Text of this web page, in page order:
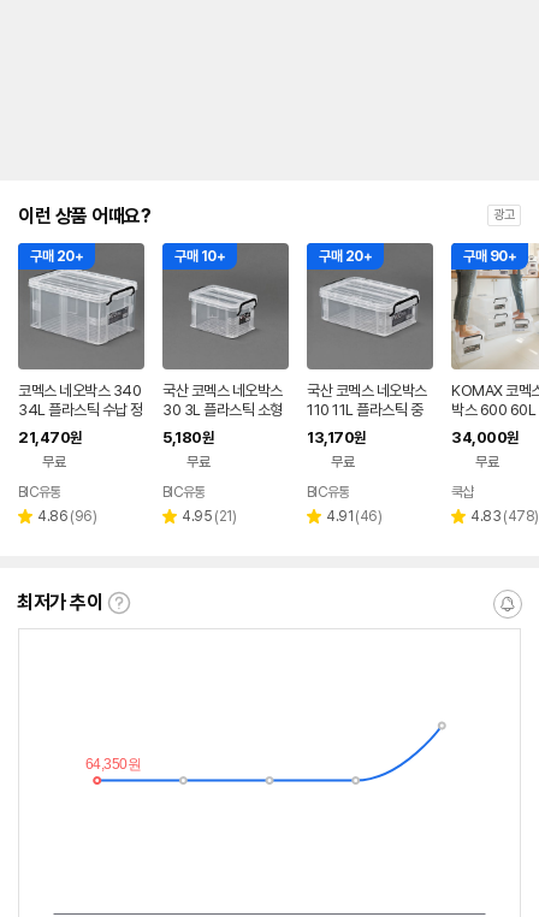
이런 상품 어때요? 광고
구매 20+
코멕스 네오박스 340
34L 플라스틱 수납 정
리함 중형
21,470원
무료
BIC유통
별 4.86 리
(96)
구매 10+
국산 코멕스 네오박스
30 3L 플라스틱 소형
수납함
5,180원
무료
BIC유통
별 4.95 리
(21)
구매 20+
국산 코멕스 네오박스
110 11L 플라스틱 중
형 수납함
13,170원
무료
BIC유통
별 4.91 리
(46)
구매 90+
KOMAX 코멕
박스 600 60L
34,000원
무료
페이
쿡샵
별 4.83 리
(478)
최저가 추이
최
알